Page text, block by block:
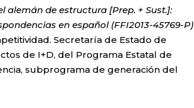
alemán de estructura [Prep. + Sust.]:
en español (FFI2013-45769-P)
Secretaría de Estado de
de I+D, del Programa Estatal de
subprograma de generación del